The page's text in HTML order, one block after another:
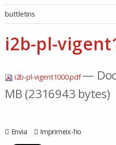
buttletins
i2b-pl-
i2b-pl-vigent1000.pdf—
MB (2316943 bytes)
Envia Imprimeix-ho